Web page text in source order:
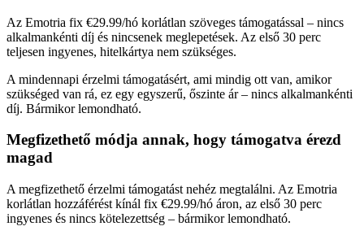
Az Emotria fix €29.99/hó korlátlan szöveges támogatással – nincs
alkalmankénti díj és nincsenek meglepetések. Az első 30 perc
teljesen ingyenes, hitelkártya nem szükséges.
A mindennapi érzelmi támogatásért, ami mindig ott van, amikor
szükséged van rá, ez egy egyszerű, őszinte ár – nincs alkalmankénti
díj. Bármikor lemondható.
Megfizethető módja annak, hogy támogatva érezd
magad
A megfizethető érzelmi támogatást nehéz megtalálni. Az Emotria
korlátlan hozzáférést kínál fix €29.99/hó áron, az első 30 perc
ingyenes és nincs kötelezettség – bármikor lemondható.